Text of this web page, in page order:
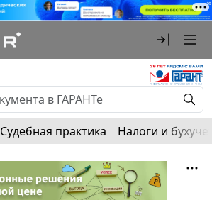
Судебная практика Налоги и